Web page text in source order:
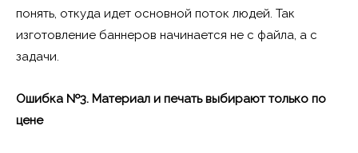
понять, откуда идет основной поток людей. Так
изготовление баннеров начинается не с файла, а с
задачи.
Ошибка №3. Материал и печать выбирают только по
цене